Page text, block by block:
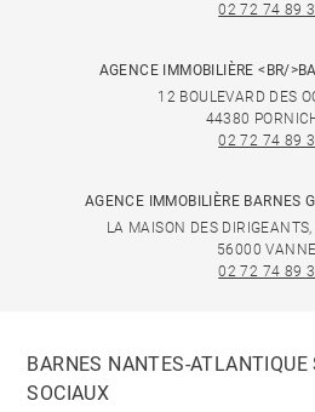
02 72 74 89
AGENCE IMMOBILIÈRE <BR/
12 BOULEVARD DES
44380
02 72 74 89
AGENCE IMMOBILIÈRE BARNES
LA MAISON DES
56000
02 72 74 89
BARNES NANTES-ATLANTIQUE
SOCIAUX